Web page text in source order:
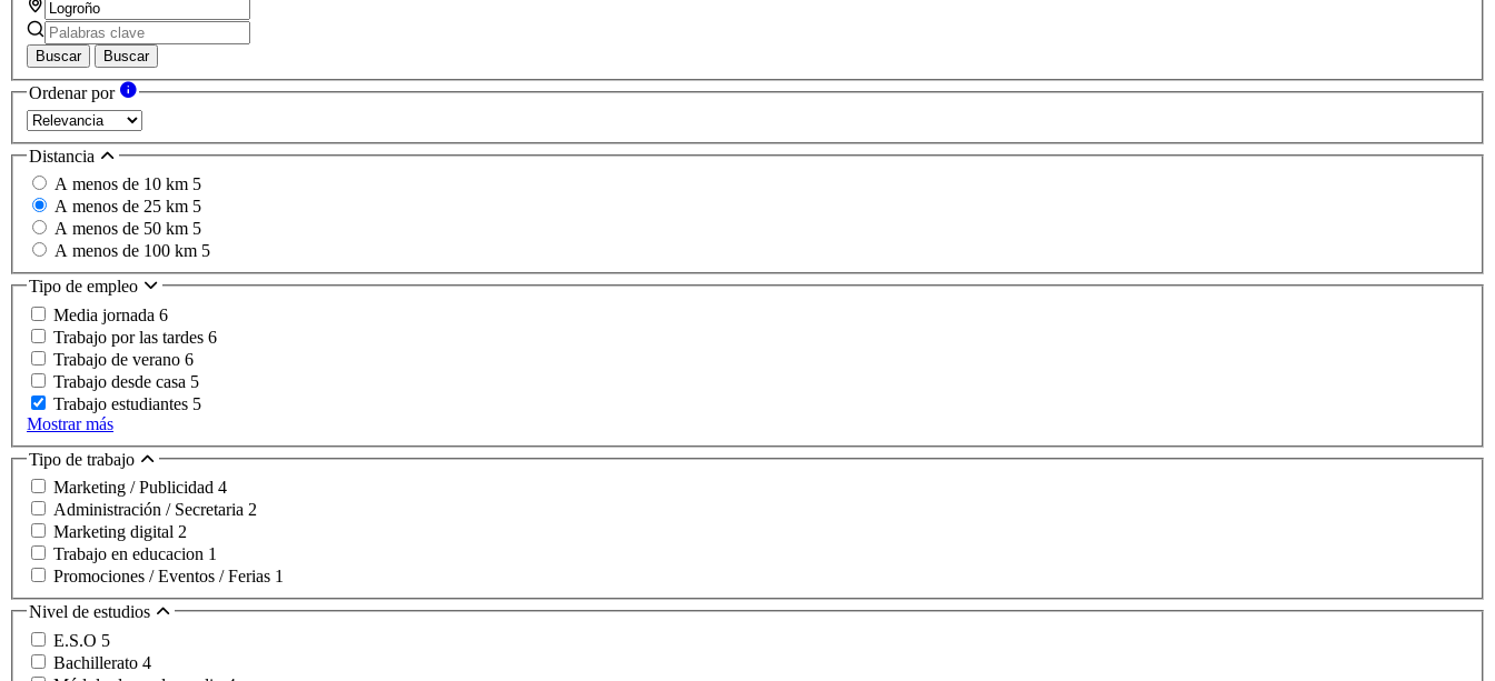
Buscar Buscar
Ordenar por
Distancia
A menos de 10 km 5
A menos de 25 km 5
A menos de 50 km 5
A menos de 100 km 5
Tipo de empleo
Media jornada 6
Trabajo por las tardes 6
Trabajo de verano 6
Trabajo desde casa 5
Trabajo estudiantes 5
Mostrar más
Tipo de trabajo
Marketing / Publicidad 4
Administración / Secretaria 2
Marketing digital 2
Trabajo en educacion 1
Promociones / Eventos / Ferias 1
Nivel de estudios
E.S.O 5
Bachillerato 4